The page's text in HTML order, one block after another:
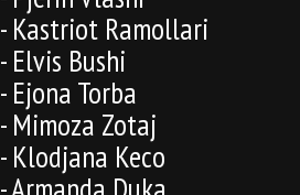
- Kastriot Ramollari
- Elvis Bushi
- Ejona Torba
- Mimoza Zotaj
- Klodjana Keco
- Armanda Duka